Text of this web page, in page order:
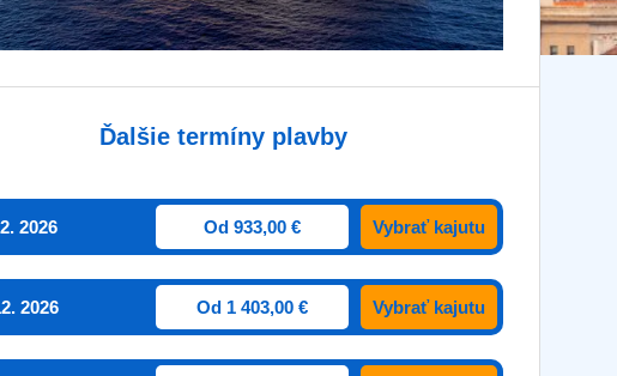
Ďalšie termíny plavby
2026 Od 933,00 € Vybrať kajutu
2026 Od 1 403,00 € Vybrať kajutu